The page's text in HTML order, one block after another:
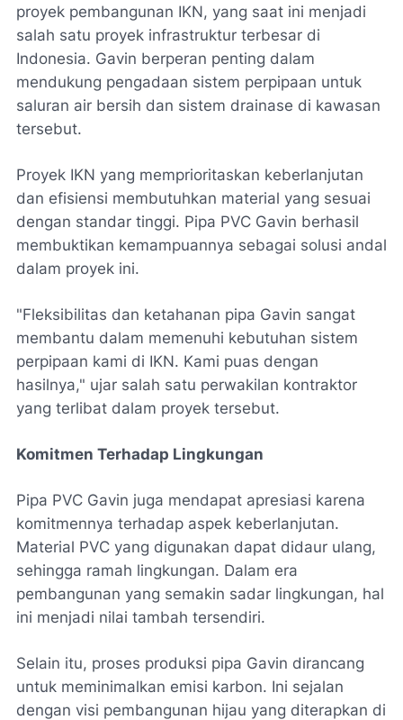
proyek pembangunan IKN, yang saat ini menjadi
salah satu proyek infrastruktur terbesar di
Indonesia. Gavin berperan penting dalam
mendukung pengadaan sistem perpipaan untuk
saluran air bersih dan sistem drainase di kawasan
tersebut.
Proyek IKN yang memprioritaskan keberlanjutan
dan efisiensi membutuhkan material yang sesuai
dengan standar tinggi. Pipa PVC Gavin berhasil
membuktikan kemampuannya sebagai solusi andal
dalam proyek ini.
"Fleksibilitas dan ketahanan pipa Gavin sangat
membantu dalam memenuhi kebutuhan sistem
perpipaan kami di IKN. Kami puas dengan
hasilnya," ujar salah satu perwakilan kontraktor
yang terlibat dalam proyek tersebut.
Komitmen Terhadap Lingkungan
Pipa PVC Gavin juga mendapat apresiasi karena
komitmennya terhadap aspek keberlanjutan.
Material PVC yang digunakan dapat didaur ulang,
sehingga ramah lingkungan. Dalam era
pembangunan yang semakin sadar lingkungan, hal
ini menjadi nilai tambah tersendiri.
Selain itu, proses produksi pipa Gavin dirancang
untuk meminimalkan emisi karbon. Ini sejalan
dengan visi pembangunan hijau yang diterapkan di